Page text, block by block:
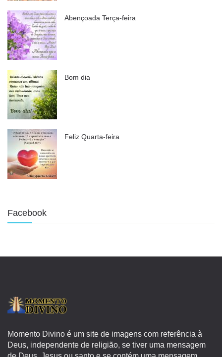
Abençoada Terça-feira
Bom dia
Feliz Quarta-feira
Facebook
Momento Divino é um site de imagens com referência à
Deus, independente de religião, se tiver uma mensagem